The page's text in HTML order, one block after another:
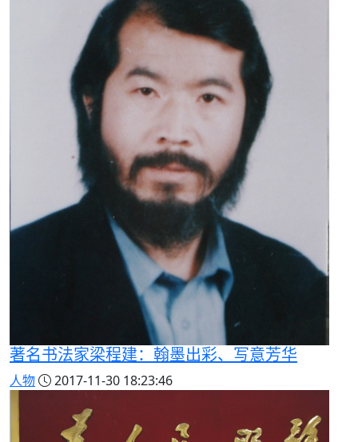
著名书法家梁程建：翰墨出彩、写意芳华
人物 2017-11-30 18:23:46